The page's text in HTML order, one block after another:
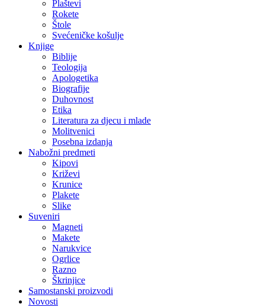
Plaštevi
Rokete
Štole
Svećeničke košulje
Knjige
Biblije
Teologija
Apologetika
Biografije
Duhovnost
Etika
Literatura za djecu i mlade
Molitvenici
Posebna izdanja
Nabožni predmeti
Kipovi
Križevi
Krunice
Plakete
Slike
Suveniri
Magneti
Makete
Narukvice
Ogrlice
Razno
Škrinjice
Samostanski proizvodi
Novosti